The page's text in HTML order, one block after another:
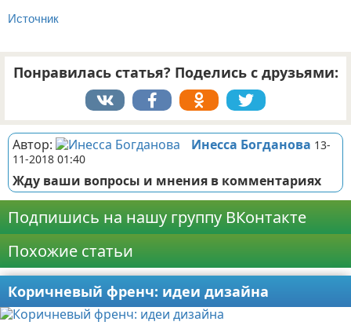
Источник
Понравилась статья? Поделись с друзьями:
Автор: Инесса Богданова 13-
11-2018 01:40
Жду ваши вопросы и мнения в комментариях
Подпишись на нашу группу ВКонтакте
Похожие статьи
Коричневый френч: идеи дизайна